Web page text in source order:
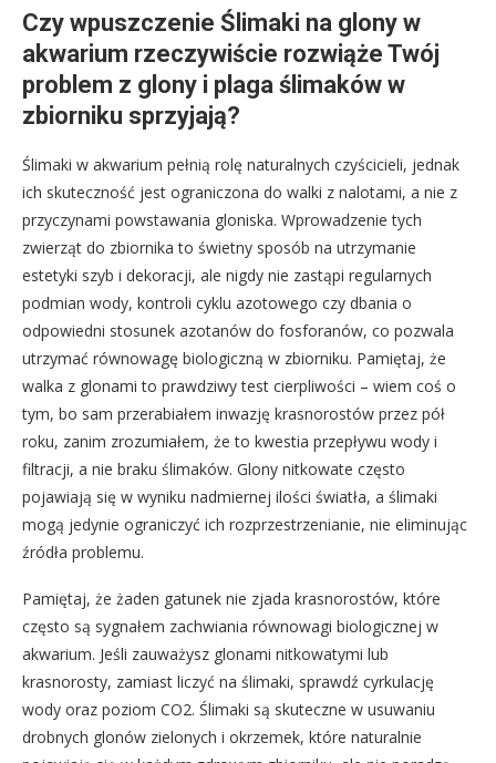
Czy wpuszczenie Ślimaki na glony w
akwarium rzeczywiście rozwiąże Twój
problem z glony i plaga ślimaków w
zbiorniku sprzyjają?
Ślimaki w akwarium pełnią rolę naturalnych czyścicieli, jednak
ich skuteczność jest ograniczona do walki z nalotami, a nie z
przyczynami powstawania gloniska. Wprowadzenie tych
zwierząt do zbiornika to świetny sposób na utrzymanie
estetyki szyb i dekoracji, ale nigdy nie zastąpi regularnych
podmian wody, kontroli cyklu azotowego czy dbania o
odpowiedni stosunek azotanów do fosforanów, co pozwala
utrzymać równowagę biologiczną w zbiorniku. Pamiętaj, że
walka z glonami to prawdziwy test cierpliwości – wiem coś o
tym, bo sam przerabiałem inwazję krasnorostów przez pół
roku, zanim zrozumiałem, że to kwestia przepływu wody i
filtracji, a nie braku ślimaków. Glony nitkowate często
pojawiają się w wyniku nadmiernej ilości światła, a ślimaki
mogą jedynie ograniczyć ich rozprzestrzenianie, nie eliminując
źródła problemu.
Pamiętaj, że żaden gatunek nie zjada krasnorostów, które
często są sygnałem zachwiania równowagi biologicznej w
akwarium. Jeśli zauważysz glonami nitkowatymi lub
krasnorosty, zamiast liczyć na ślimaki, sprawdź cyrkulację
wody oraz poziom CO2. Ślimaki są skuteczne w usuwaniu
drobnych glonów zielonych i okrzemek, które naturalnie